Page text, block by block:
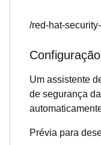
/red-hat-
Um assistente
de segurança
Prévia para